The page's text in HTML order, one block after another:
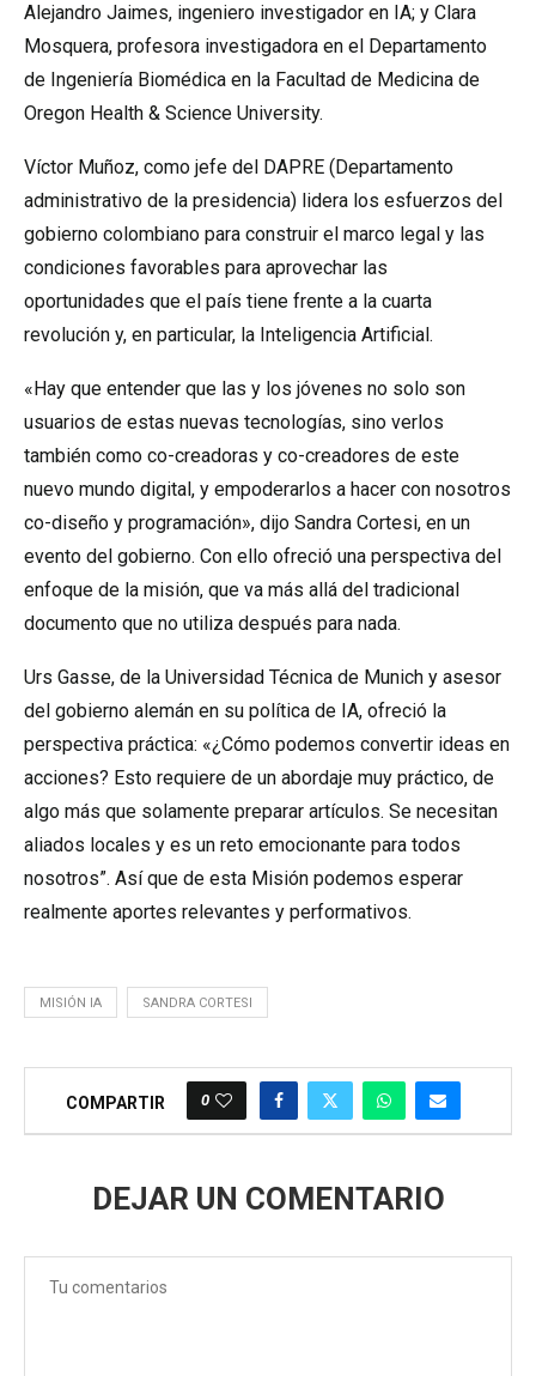
Alejandro Jaimes, ingeniero investigador en IA; y Clara
Mosquera, profesora investigadora en el Departamento
de Ingeniería Biomédica en la Facultad de Medicina de
Oregon Health & Science University.
Víctor Muñoz, como jefe del DAPRE (Departamento
administrativo de la presidencia) lidera los esfuerzos del
gobierno colombiano para construir el marco legal y las
condiciones favorables para aprovechar las
oportunidades que el país tiene frente a la cuarta
revolución y, en particular, la Inteligencia Artificial.
«Hay que entender que las y los jóvenes no solo son
usuarios de estas nuevas tecnologías, sino verlos
también como co-creadoras y co-creadores de este
nuevo mundo digital, y empoderarlos a hacer con nosotros
co-diseño y programación», dijo Sandra Cortesi, en un
evento del gobierno. Con ello ofreció una perspectiva del
enfoque de la misión, que va más allá del tradicional
documento que no utiliza después para nada.
Urs Gasse, de la Universidad Técnica de Munich y asesor
del gobierno alemán en su política de IA, ofreció la
perspectiva práctica: «¿Cómo podemos convertir ideas en
acciones? Esto requiere de un abordaje muy práctico, de
algo más que solamente preparar artículos. Se necesitan
aliados locales y es un reto emocionante para todos
nosotros”. Así que de esta Misión podemos esperar
realmente aportes relevantes y performativos.
MISIÓN IA SANDRA CORTESI
COMPARTIR 0
DEJAR UN COMENTARIO